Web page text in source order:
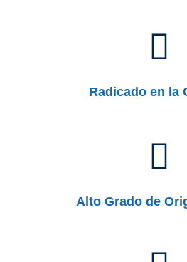
Radicado en la
Alto Grado de